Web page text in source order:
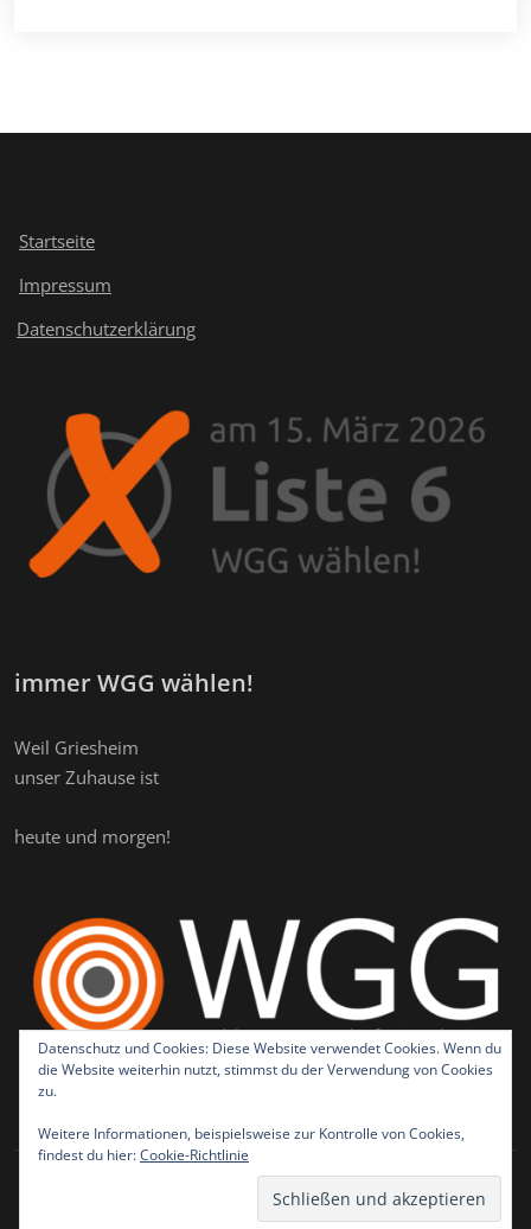
Startseite
Impressum
Datenschutzerklärung
immer WGG wählen!
Weil Griesheim
unser Zuhause ist
heute und morgen!
©2018 - 2020. Designed and Developed byeXtrabyte
Datenschutz und Cookies: Diese Website verwendet Cookies. Wenn du
die Website weiterhin nutzt, stimmst du der Verwendung von Cookies
zu.
Weitere Informationen, beispielsweise zur Kontrolle von Cookies,
findest du hier:Cookie-Richtlinie